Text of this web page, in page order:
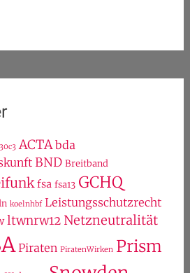
30c3 ACTA bda
BND Breitband
fsa fsa13 GCHQ
koelnhbf Leistungsschutzrecht
ltwnrw12 Netzneutralität
Piraten PiratenWirken Prism